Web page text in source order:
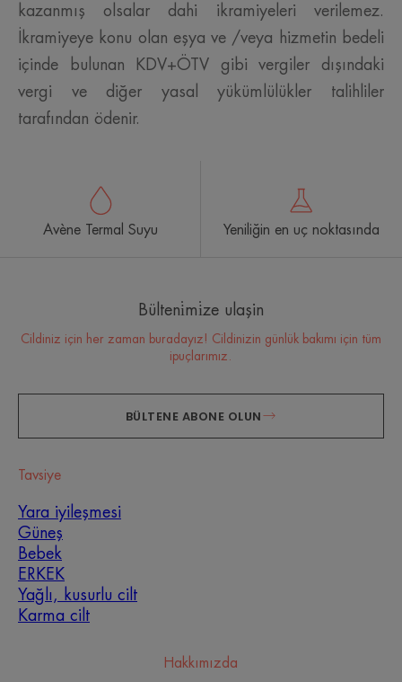
kazanmış olsalar dahi ikramiyeleri verilemez.
İkramiyeye konu olan eşya ve /veya hizmetin bedeli
içinde bulunan KDV+ÖTV gibi vergiler dışındaki
vergi ve diğer yasal yükümlülükler talihliler
tarafından ödenir.
Hangi cilt bakım rutinini
belirleyin ve size en uygun cilt bakım rutinini
Avène Termal Suyu Yeniliğin en uç noktasında
Bülteni̇mi̇ze ulaşin
Cildiniz için her zaman buradayız! Cildinizin günlük bakımı için tüm
ipuçlarımız.
BÜLTENE ABONE OLUN
Tavsiye
Yara iyileşmesi
Güneş
Bebek
ERKEK
Yağlı, kusurlu cilt
Karma cilt
Hakkımızda